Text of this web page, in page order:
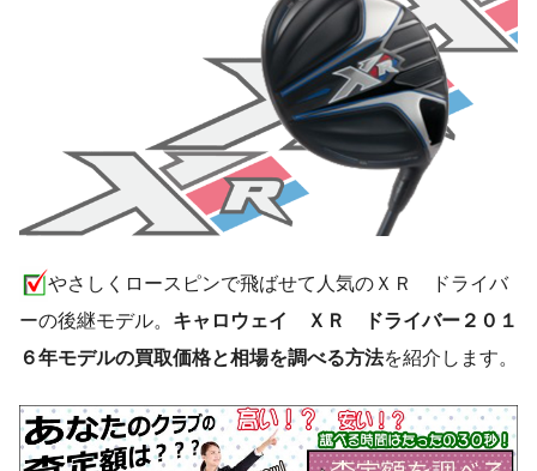
やさしくロースピンで飛ばせて人気のＸＲ ドライバ
ーの後継モデル。 キャロウェイ ＸＲ ドライバー２０１
６年モデルの買取価格と相場を調べる方法を紹介します。